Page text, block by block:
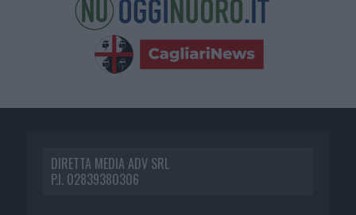
DIRETTA MEDIA ADV SRL
P.I. 02839380306